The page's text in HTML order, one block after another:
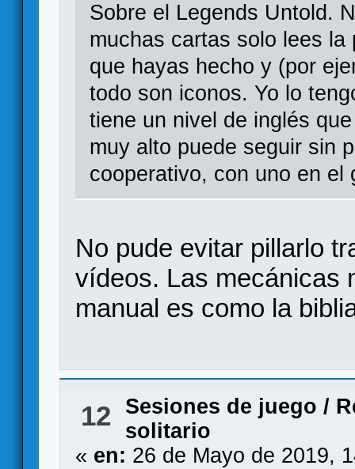
Sobre el Legends Untold.
muchas cartas solo lees
que hayas hecho y (por
todo son iconos. Yo lo
tiene un nivel de inglés
muy alto puede seguir sin
cooperativo, con uno en el
No pude evitar pillarlo
vídeos. Las mecánicas
manual es como la
12 Sesiones de juego /
solitario
« en: 26 de Mayo de 2019,